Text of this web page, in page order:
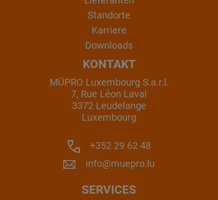
Standorte
Karriere
Downloads
KONTAKT
MÜPRO Luxembourg S.a.r.l.
7, Rue Léon Laval
3372 Leudelange
Luxembourg
+352 29 62 48
info@muepro.lu
SERVICES